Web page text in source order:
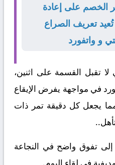
الخصم على إعادة
تُعيد تعريف الصراع
و واتفورد
تقبل القسمة على اثنين،
في مواجهة يفرض الإيقاع
يجعل كل دقيقة تمر ذات
تفوق واضح في النجاعة